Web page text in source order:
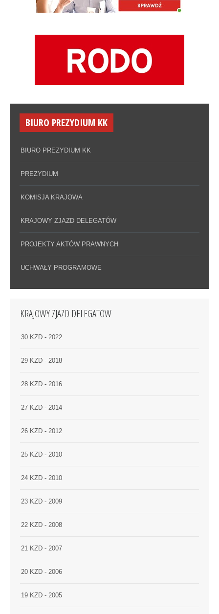
BIURO PREZYDIUM KK
BIURO PREZYDIUM KK
PREZYDIUM
KOMISJA KRAJOWA
KRAJOWY ZJAZD DELEGATÓW
PROJEKTY AKTÓW PRAWNYCH
UCHWAŁY PROGRAMOWE
KRAJOWY ZJAZD DELEGATÓW
30 KZD - 2022
29 KZD - 2018
28 KZD - 2016
27 KZD - 2014
26 KZD - 2012
25 KZD - 2010
24 KZD - 2010
23 KZD - 2009
22 KZD - 2008
21 KZD - 2007
20 KZD - 2006
19 KZD - 2005